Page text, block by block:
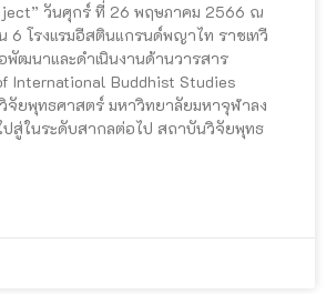
วันศุกร์ ที่ 26 พฤษภาคม 2566 ณ
โรงแรมอีสตินแกรนด์พญาไท ราชเทวี
พัฒนาและดำเนินงานด้านวารสาร
International Buddhist Studies
จัยพุทธศาสตร์ มหาวิทยาลัยมหาจุฬาลง
สู่ในระดับสากลต่อไป สถาบันวิจัยพุทธ